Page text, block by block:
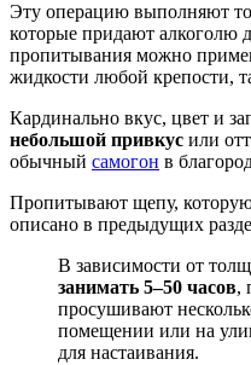
Эту операцию выполняют
которые придают алкоголю
пропитывания можно
жидкости любой крепости,
Кардинально вкус, цвет и
небольшой привкус или
обычный самогон в
Пропитывают щепу, которую
описано в предыдущих
В зависимости от
занимать 5–50 часов,
просушивают
помещении или на
для настаивания.